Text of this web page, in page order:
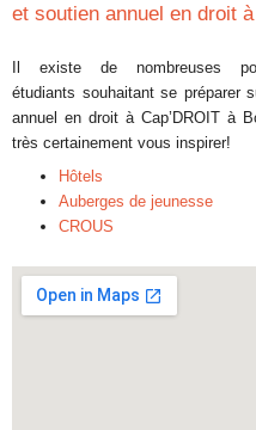
et soutien annuel en droit
Il existe de nombreuses
étudiants souhaitant se préparer
annuel en droit à Cap’DROIT à
très certainement vous inspirer!
Hôtels
Auberges de jeunesse
CROUS